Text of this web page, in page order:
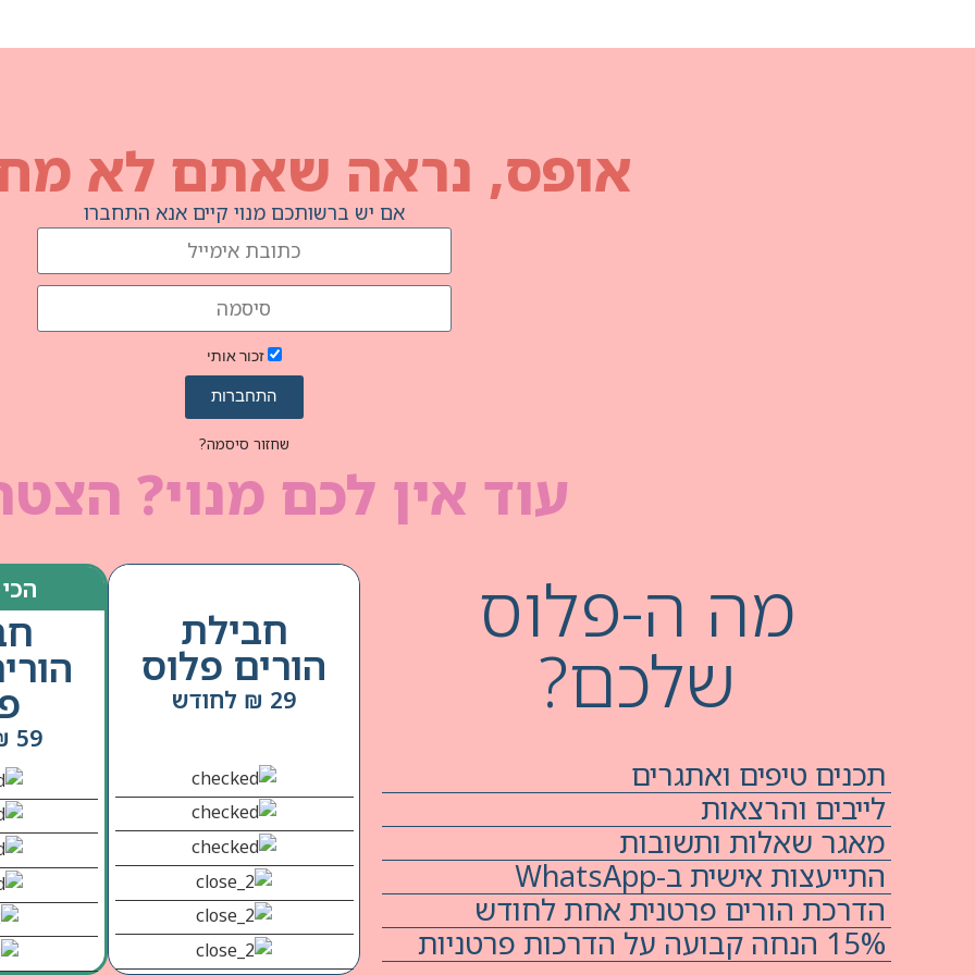
אופס, נראה שאתם לא
אם יש ברשותכם מנוי קיים אנא התחברו
זכור אותי
התחברות
שחזור סיסמה?
עוד אין לכם מנוי?
מה ה-פלוס
שלכם?
תכנים טיפים ואתגרים
לייבים והרצאות
מאגר שאלות ותשובות
התייעצות אישית ב-WhatsApp
הדרכת הורים פרטנית אחת לחודש
15% הנחה קבועה על הדרכות פרטניות
חבילת
הורים פלוס
29 ₪ לחודש
59 ₪ לחודש